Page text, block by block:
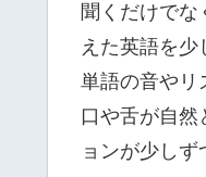
聞くだけで
えた英語を少
単語の音やリ
口や舌が自
ョンが少し